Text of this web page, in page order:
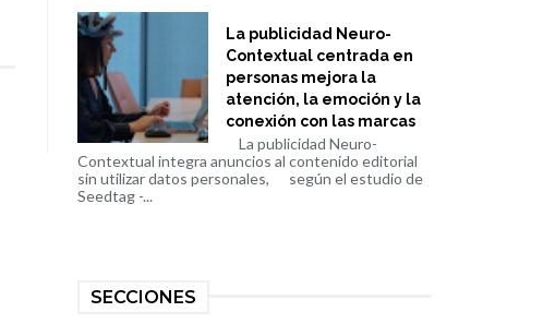
La publicidad Neuro-
Contextual centrada en
personas mejora la
atención, la emoción y la
conexión con las marcas
La publicidad Neuro-
Contextual integra anuncios al contenido editorial
sin utilizar datos personales, según el estudio de
Seedtag -...
SECCIONES